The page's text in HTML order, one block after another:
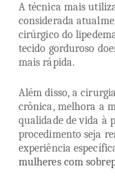
A técnica mais
considerada
cirúrgico do
tecido gorduroso
mais rápida.
Além disso, a
crônica, melhora a
qualidade de vida à
procedimento seja
experiência
mulheres com